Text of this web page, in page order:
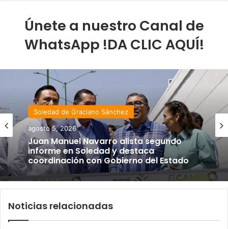
Únete a nuestro Canal de
WhatsApp !DA CLIC AQUÍ!
Soledad de Graciano Sánchez
agosto 5, 2026
Juan Manuel Navarro alista segundo
informe en Soledad y destaca
coordinación con Gobierno del Estado
Noticias relacionadas